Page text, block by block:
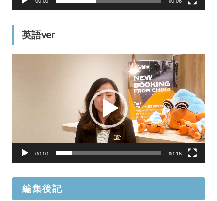
英語ver
00:00 00:16
編集後記